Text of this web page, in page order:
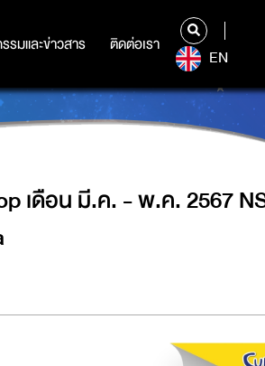
รรมและข่าวสาร ติดต่อเรา
รมและข่าวสาร ติดต่อเรา
EN
SCIENCE
เดือน มี.ค. - พ.ค. 2567